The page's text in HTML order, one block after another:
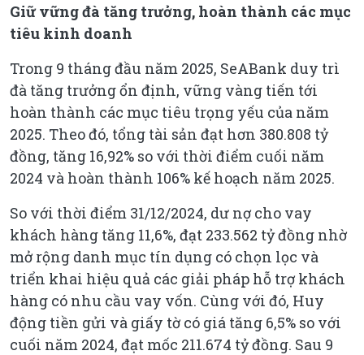
Giữ vững đà tăng trưởng, hoàn thành các mục
tiêu kinh doanh
Trong 9 tháng đầu năm 2025, SeABank duy trì
đà tăng trưởng ổn định, vững vàng tiến tới
hoàn thành các mục tiêu trọng yếu của năm
2025. Theo đó, tổng tài sản đạt hơn 380.808 tỷ
đồng, tăng 16,92% so với thời điểm cuối năm
2024 và hoàn thành 106% kế hoạch năm 2025.
So với thời điểm 31/12/2024, dư nợ cho vay
khách hàng tăng 11,6%, đạt 233.562 tỷ đồng nhờ
mở rộng danh mục tín dụng có chọn lọc và
triển khai hiệu quả các giải pháp hỗ trợ khách
hàng có nhu cầu vay vốn. Cùng với đó, Huy
động tiền gửi và giấy tờ có giá tăng 6,5% so với
cuối năm 2024, đạt mốc 211.674 tỷ đồng. Sau 9